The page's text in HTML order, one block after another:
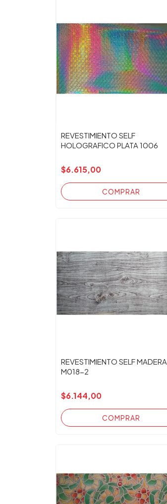
REVESTIMIENTO SELF
HOLOGRAFICO PLATA 1006
$6.615,00
REVESTIMIENTO SELF MADERA
M018-2
$6.144,00